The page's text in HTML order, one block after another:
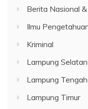
Berita Nasional
Ilmu
Kriminal
Lampung Selatan
Lampung Tengah
Lampung Timur